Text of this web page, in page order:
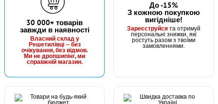
30 000+ товарів
завжди в наявності
Власний склад у
Решетилівці — без
очікування, без відмов.
Ми не дропшипінг, ми
справжній магазин.
До -15%
З кожною покупкою
вигідніше!
Зареєструйсята отримуй
персональні знижки, які
ростуть разом з твоїми
замовленнями.